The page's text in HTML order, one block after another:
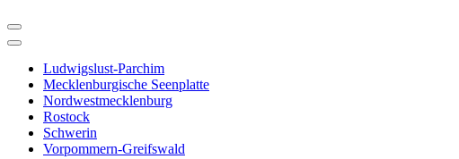
Ludwigslust-Parchim
Mecklenburgische Seenplatte
Nordwestmecklenburg
Rostock
Schwerin
Vorpommern-Greifswald